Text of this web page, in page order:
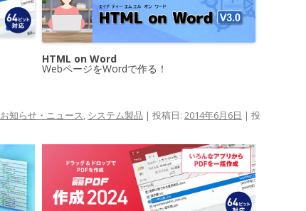
HTML on Word
WebページをWordで作る！
お知らせ・ニュース, システム製品 | 投稿日: 2014年6月6日 | 投